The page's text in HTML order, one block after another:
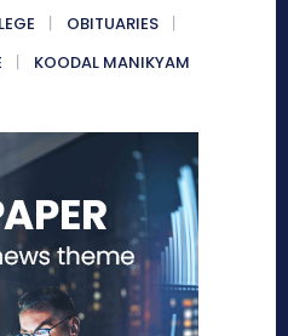
OBITUARIES
KOODAL MANIKYAM